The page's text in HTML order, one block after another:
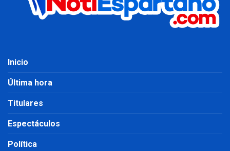
Inicio
Última hora
Titulares
Espectáculos
Política